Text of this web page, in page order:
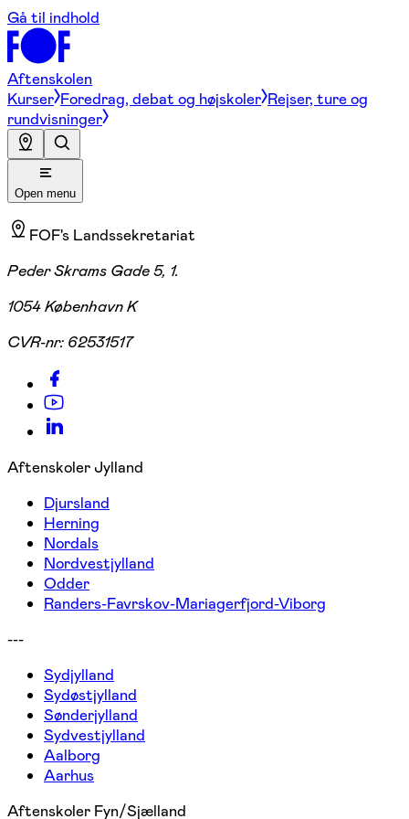
Gå til indhold
Aftenskolen
Kurser Foredrag, debat og højskoler Rejser, ture og
rundvisninger
Open menu
FOF's Landssekretariat
Peder Skrams Gade 5, 1.
1054 København K
CVR-nr: 62531517
Aftenskoler Jylland
Djursland
Herning
Nordals
Nordvestjylland
Odder
Randers-Favrskov-Mariagerfjord-Viborg
---
Sydjylland
Sydøstjylland
Sønderjylland
Sydvestjylland
Aalborg
Aarhus
Aftenskoler Fyn/Sjælland